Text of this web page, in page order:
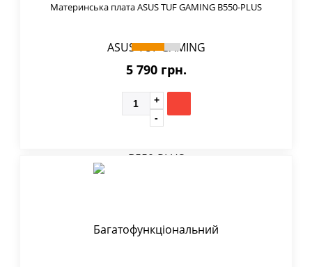
Материнська плата ASUS TUF GAMING B550-PLUS
5 790 грн.